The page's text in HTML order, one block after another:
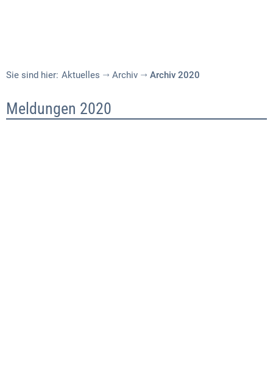
Sie sind hier: Aktuelles Archiv Archiv 2020
Archiv
Meldungen 2020